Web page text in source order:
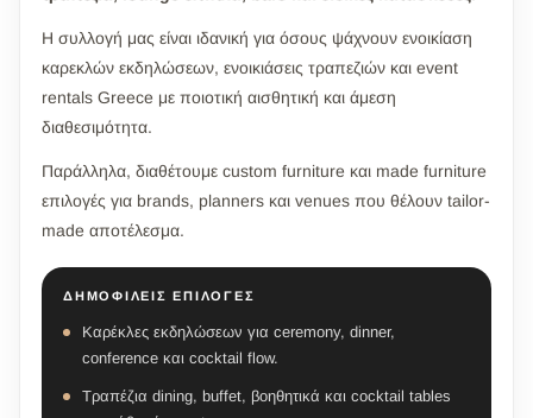
Η συλλογή μας είναι ιδανική για όσους ψάχνουν ενοικίαση
καρεκλών εκδηλώσεων, ενοικιάσεις τραπεζιών και event
rentals Greece με ποιοτική αισθητική και άμεση
διαθεσιμότητα.
Παράλληλα, διαθέτουμε custom furniture και made furniture
επιλογές για brands, planners και venues που θέλουν tailor-
made αποτέλεσμα.
ΔΗΜΟΦΙΛΕΊΣ ΕΠΙΛΟΓΈΣ
Καρέκλες εκδηλώσεων για ceremony, dinner,
conference και cocktail flow.
Τραπέζια dining, buffet, βοηθητικά και cocktail tables